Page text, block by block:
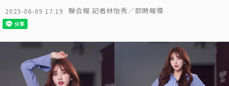
2025-06-09 17:19 聯合報 記者林怡秀／即時報導